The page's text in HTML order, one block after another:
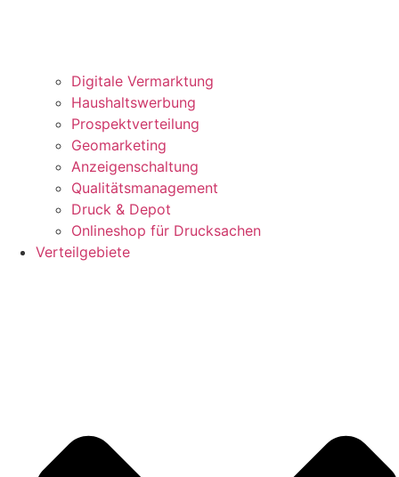
Digitale Vermarktung
Haushaltswerbung
Prospektverteilung
Geomarketing
Anzeigenschaltung
Qualitätsmanagement
Druck & Depot
Onlineshop für Drucksachen
Verteilgebiete